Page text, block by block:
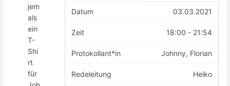
Datum 03.03.2021
Zeit 18:00 - 21:54
Protokollant*in Johnny, Florian
Redeleitung Heiko
jem
als
ein
T-
Shi
rt
für